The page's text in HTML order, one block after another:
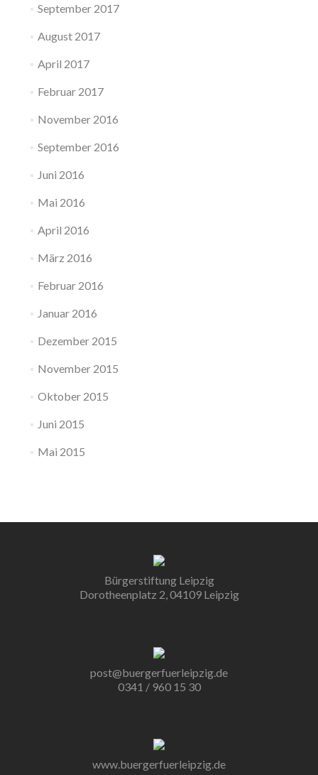
September 2017
August 2017
April 2017
Februar 2017
November 2016
September 2016
Juni 2016
Mai 2016
April 2016
März 2016
Februar 2016
Januar 2016
Dezember 2015
November 2015
Oktober 2015
Juni 2015
Mai 2015
Bürgerstiftung Leipzig
Dorotheenplatz 2, 04109 Leipzig
post@buergerfuerleipzig.de
0341 / 960 15 30
www.buergerfuerleipzig.de